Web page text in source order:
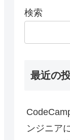
検索
最近の
ンジニア